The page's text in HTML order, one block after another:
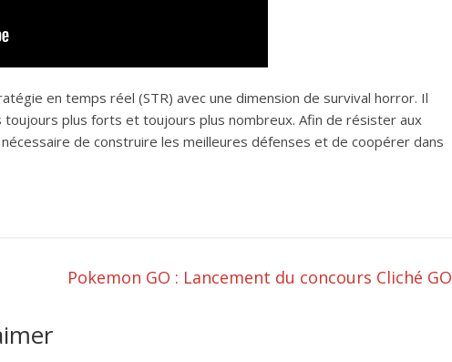
en temps réel (STR) avec une dimension de survival horror. Il
toujours plus forts et toujours plus nombreux. Afin de résister aux
de construire les meilleures défenses et de coopérer dans
Pokemon GO : Lancement du concours Cliché GO